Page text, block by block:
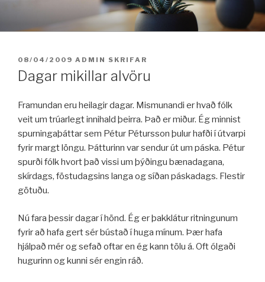
efni
BIRT:
08/04/2009 ADMIN SKRIFAR
Dagar mikillar alvöru
Framundan eru heilagir dagar. Mismunandi er hvað fólk
veit um trúarlegt innihald þeirra. Það er miður. Ég minnist
spurningaþáttar sem Pétur Pétursson þulur hafði í útvarpi
fyrir margt löngu. Þátturinn var sendur út um páska. Pétur
spurði fólk hvort það vissi um þýðingu bænadagana,
skírdags, föstudagsins langa og síðan páskadags. Flestir
götuðu.
Nú fara þessir dagar í hönd. Ég er þakklátur ritningunum
fyrir að hafa gert sér bústað í huga mínum. Þær hafa
hjálpað mér og sefað oftar en ég kann tölu á. Oft ólgaði
hugurinn og kunni sér engin ráð.